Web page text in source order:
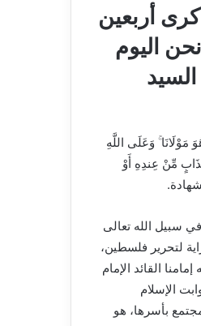
أربعين
اليوم
مَوْلَانَا ۚ وَعَلَى اللَّهِ
بِعَذَابٍ مِّنْ عِندِهِ أَوْ
سبيل الله تعالى
لتحرير فلسطين،
القائد الإمام
الإسلام
بأسرها، هو